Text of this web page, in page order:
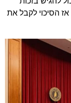
אז הסיכוי לקבל את